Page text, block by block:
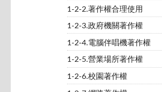
1-2-2.著作權合理使用
1-2-3.政府機關著作權
1-2-4.電腦伴唱機著作權
1-2-5.營業場所著作權
1-2-6.校園著作權